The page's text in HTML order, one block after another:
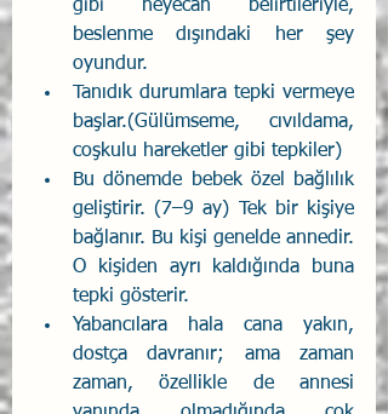
gibi heyecan belirtileriyle,
beslenme dışındaki her şey
oyundur.
Tanıdık durumlara tepki vermeye
başlar.(Gülümseme, cıvıldama,
coşkulu hareketler gibi tepkiler)
Bu dönemde bebek özel bağlılık
geliştirir. (7–9 ay) Tek bir kişiye
bağlanır. Bu kişi genelde annedir.
O kişiden ayrı kaldığında buna
tepki gösterir.
Yabancılara hala cana yakın,
dostça davranır; ama zaman
zaman, özellikle de annesi